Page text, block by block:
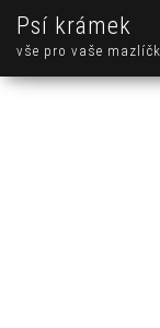
Psí krámek
vše pro vaše